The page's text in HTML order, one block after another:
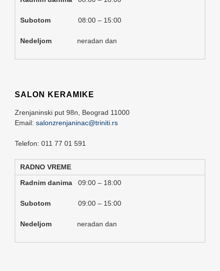
Subotom 08:00 – 15:00
Nedeljom neradan dan
SALON KERAMIKE
Zrenjaninski put 98n, Beograd 11000
Email: salonzrenjaninac@triniti.rs
Telefon: 011 77 01 591
RADNO VREME
Radnim danima 09:00 – 18:00
Subotom 09:00 – 15:00
Nedeljom neradan dan